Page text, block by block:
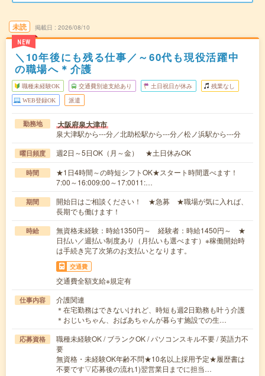
未読
NEW
掲載日 2026/08/10
＼10年後にも残る仕事／～60代も現役活躍中
の職場へ＊介護
職種未経験OK 交通費別途支給あり 土日祝日が休み 残業なし
WEB登録OK 派遣
勤務地 大阪府泉大津市
泉大津駅から---分／北助松駅から---分／松ノ浜駅から---分
曜日頻度 週2日～5日OK（月～金） ★土日休みOK
時間
★1日4時間～の時短シフトOK★スタート時間選べます！
7:00～16:009:00～17:0011:…
期間
開始日はご相談ください！ ★急募 ★職場が気に入れば、
長期でも働けます！
時給
無資格未経験：時給1350円～ 経験者：時給1450円～ ★
日払い／週払い制度あり（月払いも選べます）※稼働開始時
は手続き完了次第のお支払いとなります。
交通費
交通費全額支給※規定有
仕事内容
介護関連
＊在宅勤務はできないけれど、時短も週2日勤務も叶う介護
＊おじいちゃん、おばあちゃんが暮らす施設での生…
応募資格
職種未経験OK / ブランクOK / パソコンスキル不要 / 英語力不
要
無資格・未経験OK年齢不問★10名以上採用予定★履歴書は
不要です▽応募後の流れ1)翌営業日までに担当…